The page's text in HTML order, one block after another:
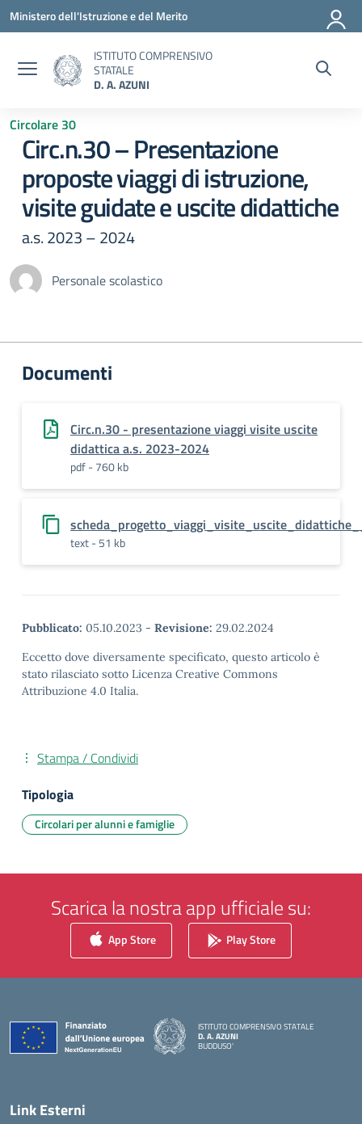
Vai ai contenuti
Vai al menu di navigazione
Vai al footer
Ministero dell'Istruzione e del Merito
ISTITUTO COMPRENSIVO
STATALE
D. A. AZUNI
Circolare 30
Circ.n.30 – Presentazione
proposte viaggi di istruzione,
visite guidate e uscite didattiche
a.s. 2023 – 2024
Personale scolastico
Documenti
Circ.n.30 - presentazione viaggi visite uscite
didattica a.s. 2023-2024
pdf - 760 kb
text - 51 kb
Pubblicato: 05.10.2023 - Revisione: 29.02.2024
Eccetto dove diversamente specificato, questo articolo è
stato rilasciato sotto Licenza Creative Commons
Attribuzione 4.0 Italia.
Stampa / Condividi
Tipologia
Circolari per alunni e famiglie
Scarica la nostra app ufficiale su:
App Store Play Store
ISTITUTO COMPRENSIVO STATALE
D. A. AZUNI
BUDDUSO'
Link Esterni